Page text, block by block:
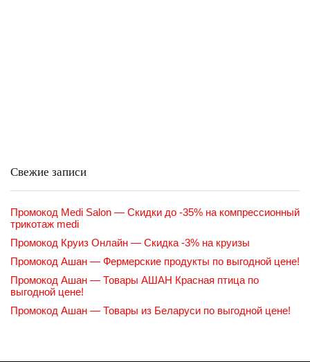
Свежие записи
Промокод Medi Salon — Скидки до -35% на компрессионный
трикотаж medi
Промокод Круиз Онлайн — Скидка -3% на круизы
Промокод Ашан — Фермерские продукты по выгодной цене!
Промокод Ашан — Товары АШАН Красная птица по
выгодной цене!
Промокод Ашан — Товары из Беларуси по выгодной цене!